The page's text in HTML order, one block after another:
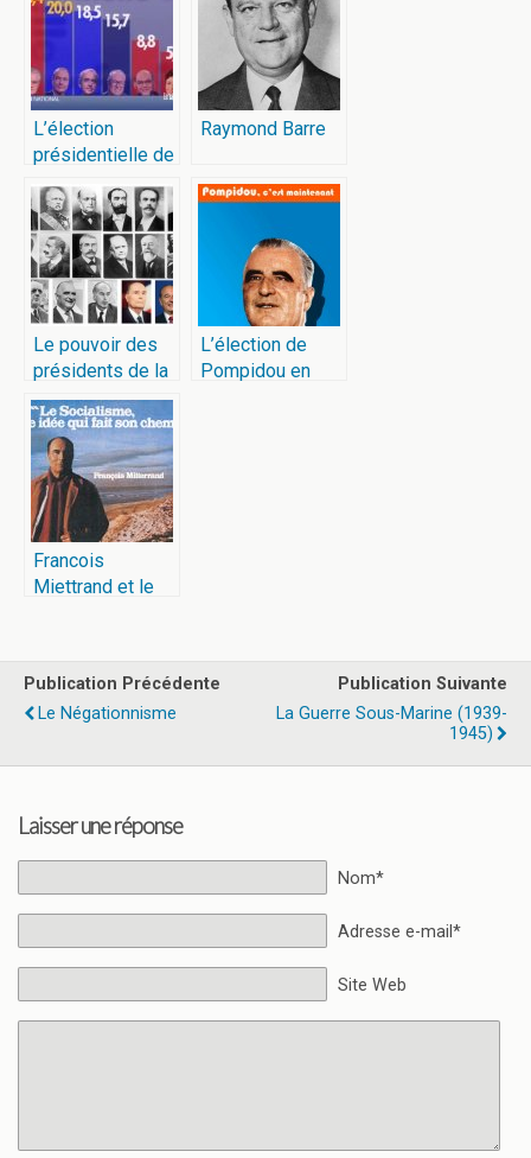
L’élection
présidentielle de
Raymond Barre
Le pouvoir des
présidents de la
république
L’élection de
Pompidou en
Francois
Miettrand et le
Publication Précédente
Le Négationnisme
Publication Suivante
La Guerre Sous-Marine (1939-
1945)
Laisser une réponse
Nom*
Adresse e-mail*
Site Web